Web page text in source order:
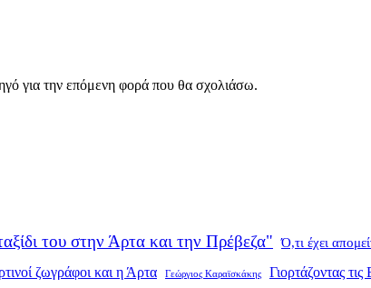
για την επόμενη φορά που θα σχολιάσω.
του στην Άρτα και την Πρέβεζα" Ό,τι έχει
ζωγράφοι και η Άρτα Γεώργιος Καραϊσκάκης Γιορτάζοντας